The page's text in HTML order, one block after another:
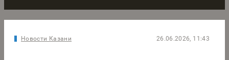
Новости Казани 26.06.2026, 11:43